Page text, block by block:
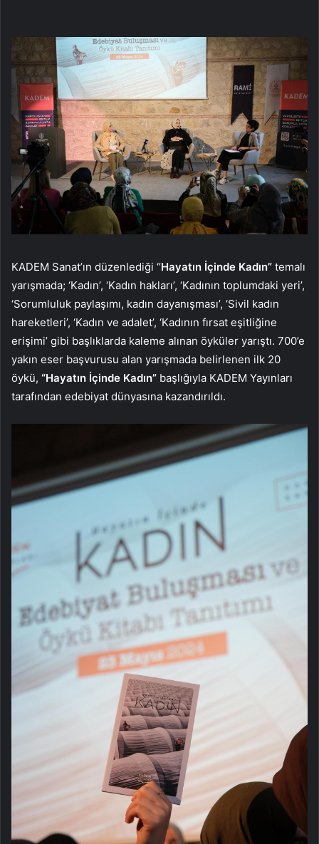
KADEM Sanat’ın düzenlediği “Hayatın İçinde Kadın” temalı
yarışmada; ‘Kadın’, ‘Kadın hakları’, ‘Kadının toplumdaki yeri’,
‘Sorumluluk paylaşımı, kadın dayanışması’, ‘Sivil kadın
hareketleri’, ‘Kadın ve adalet’, ‘Kadının fırsat eşitliğine
erişimi’ gibi başlıklarda kaleme alınan öyküler yarıştı. 700’e
yakın eser başvurusu alan yarışmada belirlenen ilk 20
öykü, “Hayatın İçinde Kadın” başlığıyla KADEM Yayınları
tarafından edebiyat dünyasına kazandırıldı.